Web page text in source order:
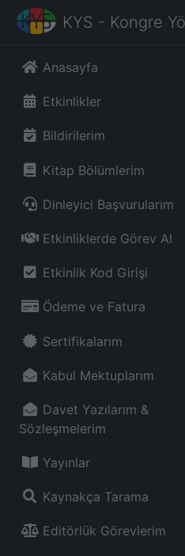
KYS - Kongre
Anasayfa
Etkinlikler
Bildirilerim
Kitap Bölümlerim
Dinleyici Başvurularım
Etkinliklerde Görev Al
Etkinlik Kod Girişi
Ödeme ve Fatura
Sertifikalarım
Kabul Mektuplarım
Davet Yazılarım &
Sözleşmelerim
Yayınlar
Kaynakça Tarama
Editörlük Görevlerim